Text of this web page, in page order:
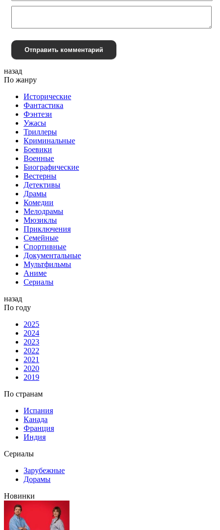
Отправить комментарий
назад
По жанру
Исторические
Фантастика
Фэнтези
Ужасы
Триллеры
Криминальные
Боевики
Военные
Биографические
Вестерны
Детективы
Драмы
Комедии
Мелодрамы
Мюзиклы
Приключения
Семейные
Спортивные
Документальные
Мультфильмы
Аниме
Сериалы
назад
По году
2025
2024
2023
2022
2021
2020
2019
По странам
Испания
Канада
Франция
Индия
Сериалы
Зарубежные
Дорамы
Новинки